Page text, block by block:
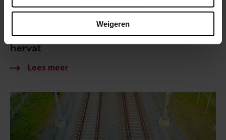
Weigeren
Treinverkeer tussen Eindhoven en Deurne
hervat